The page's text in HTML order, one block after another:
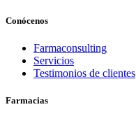
Conócenos
Farmaconsulting
Servicios
Testimonios de clientes
Farmacias